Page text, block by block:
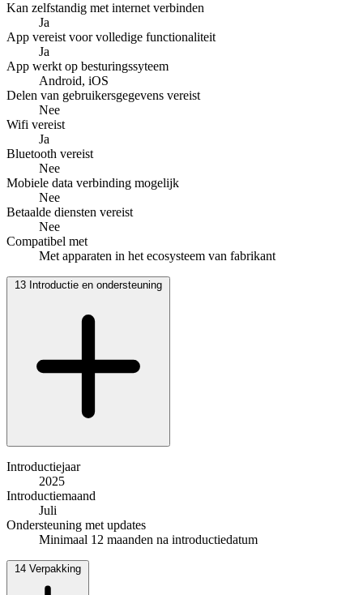
Kan zelfstandig met internet verbinden
Ja
App vereist voor volledige functionaliteit
Ja
App werkt op besturingssyteem
Android, iOS
Delen van gebruikersgegevens vereist
Nee
Wifi vereist
Ja
Bluetooth vereist
Nee
Mobiele data verbinding mogelijk
Nee
Betaalde diensten vereist
Nee
Compatibel met
Met apparaten in het ecosysteem van fabrikant
13 Introductie en ondersteuning
Introductiejaar
2025
Introductiemaand
Juli
Ondersteuning met updates
Minimaal 12 maanden na introductiedatum
14 Verpakking